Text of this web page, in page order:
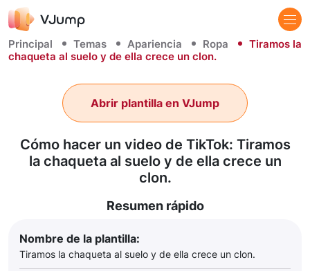
Principal Temas Apariencia Ropa
Tiramos la
chaqueta al suelo y de ella crece un clon.
Cómo hacer un video de TikTok: Tiramos
la chaqueta al suelo y de ella crece un
clon.
Abrir plantilla en VJump
Resumen rápido
Nombre de la plantilla:
Tiramos la chaqueta al suelo y de ella crece un clon.